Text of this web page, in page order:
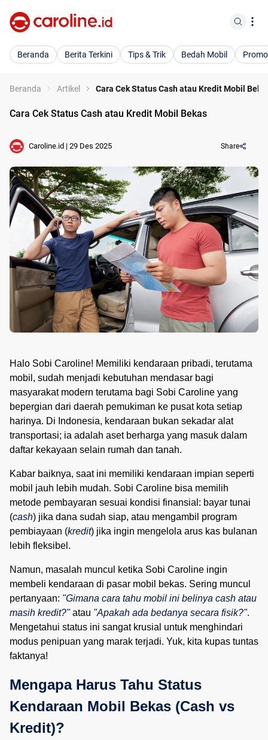
Beranda Berita Terkini Tips & Trik Bedah Mobil Promo
Beranda Artikel Cara Cek Status Cash atau Kredit Mobil
Cara Cek Status Cash atau Kredit Mobil Bekas
Caroline.id | 29 Des 2025 Share
Halo Sobi Caroline! Memiliki kendaraan pribadi, terutama
mobil, sudah menjadi kebutuhan mendasar bagi
masyarakat modern terutama bagi Sobi Caroline yang
bepergian dari daerah pemukiman ke pusat kota setiap
harinya. Di Indonesia, kendaraan bukan sekadar alat
transportasi; ia adalah aset berharga yang masuk dalam
daftar kekayaan selain rumah dan tanah.
Kabar baiknya, saat ini memiliki kendaraan impian seperti
mobil jauh lebih mudah. Sobi Caroline bisa memilih
metode pembayaran sesuai kondisi finansial: bayar tunai
(cash) jika dana sudah siap, atau mengambil program
pembiayaan (kredit) jika ingin mengelola arus kas bulanan
lebih fleksibel.
Namun, masalah muncul ketika Sobi Caroline ingin
membeli kendaraan di pasar mobil bekas. Sering muncul
pertanyaan: "Gimana cara tahu mobil ini belinya cash atau
masih kredit?"atau "Apakah ada bedanya secara fisik?".
Mengetahui status ini sangat krusial untuk menghindari
modus penipuan yang marak terjadi. Yuk, kita kupas tuntas
faktanya!
Mengapa Harus Tahu Status
Kendaraan Mobil Bekas (Cash vs
Kredit)?